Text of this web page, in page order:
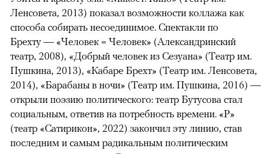
Ленсовета, 2013) показал возможности коллажа как
способа собирать несоединимое. Спектакли по
Брехту — «Человек = Человек» (Александринский
театр, 2008), «Добрый человек из Сезуана» (Театр им.
Пушкина, 2013), «Кабаре Брехт» (Театр им. Ленсовета,
2014), «Барабаны в ночи» (Театр им. Пушкина, 2016) —
открыли поэзию политического: театр Бутусова стал
социальным, ответив на потребность времени. «Р»
(театр «Сатирикон», 2022) закончил эту линию, став
последним и самым радикальным политическим